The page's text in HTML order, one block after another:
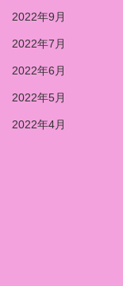
2022年9月
2022年7月
2022年6月
2022年5月
2022年4月